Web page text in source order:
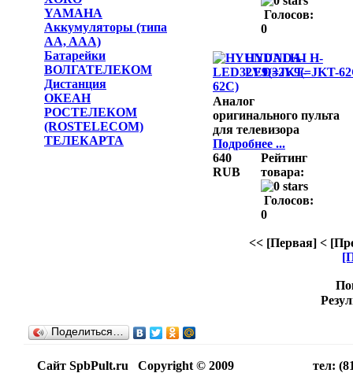
YAMAHA
Аккумуляторы (типа
AA, AAA)
Батарейки
ВОЛГАТЕЛЕКОМ
Дистанция
ОКЕАН
РОСТЕЛЕКОМ
(ROSTELECOM)
ТЕЛЕКАРТА
Голосов:
0
HYUNDAI H-
LED32V9(=JKT-
Аналог
оригинального пульта
для телевизора
Подробнее ...
640
RUB
Рейтинг
товара:
Голосов:
0
<< [Первая] <
Поделиться…
Сайт SpbPult.ru Copyright © 2009 тел: